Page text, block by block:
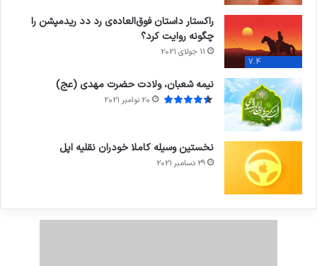
7.4
راکستار داستان فوق‌العاده‌ی رد دد ریدمپشن را
چگونه روایت کرد؟
11 جولای 2021
نیمه شعبان، ولادت حضرت مهدی (عج)
20 نوامبر 2021
نخستین وسیله کاملا خودران نقلیه اپل
29 دسامبر 2021